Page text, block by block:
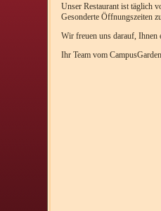
Unser Restaurant ist täglich
Gesonderte Öffnungszeiten
Wir freuen uns darauf, Ihnen
Ihr Team vom